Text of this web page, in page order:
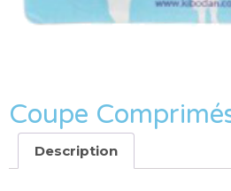
Coupe
Description